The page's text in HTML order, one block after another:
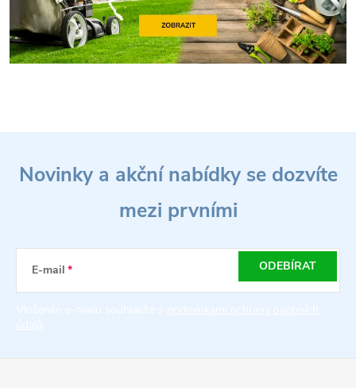
í
Novinky a akční nabídky se dozvíte
mezi prvními
E-mail ODEBÍRAT